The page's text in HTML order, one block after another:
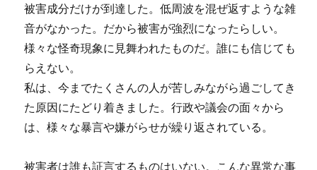
被害成分だけが到達した。低周波を混ぜ返すような雑
音がなかった。だから被害が強烈になったらしい。
様々な怪奇現象に見舞われたものだ。誰にも信じても
らえない。
私は、今までたくさんの人が苦しみながら過ごしてき
た原因にたどり着きました。行政や議会の面々から
は、様々な暴言や嫌がらせが繰り返されている。
被害者は誰も証言するものはいない。こんな異常な事